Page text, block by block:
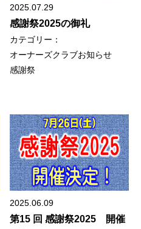
2025.07.29
感謝祭2025の御礼
カテゴリー：
オーナーズクラブお知らせ
感謝祭
2025.06.09
第15 回 感謝祭2025 開催